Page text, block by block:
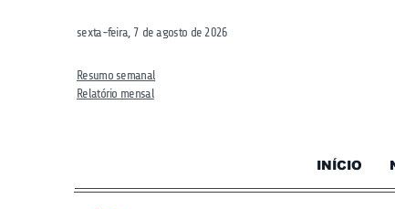
sexta-feira, 7 de agosto de 2026
Resumo semanal
Relatório mensal
INÍCIO